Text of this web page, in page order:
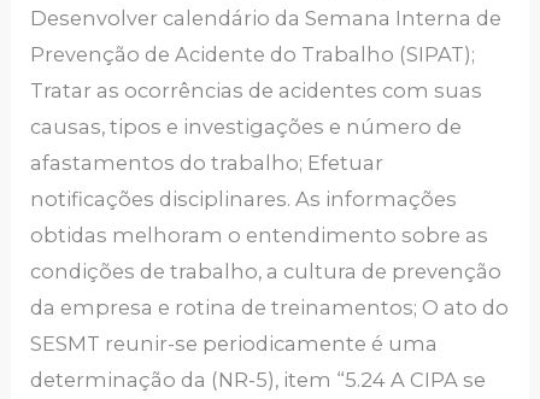
Desenvolver calendário da Semana Interna de
Prevenção de Acidente do Trabalho (SIPAT);
Tratar as ocorrências de acidentes com suas
causas, tipos e investigações e número de
afastamentos do trabalho; Efetuar
notificações disciplinares. As informações
obtidas melhoram o entendimento sobre as
condições de trabalho, a cultura de prevenção
da empresa e rotina de treinamentos; O ato do
SESMT reunir-se periodicamente é uma
determinação da (NR-5), item “5.24 A CIPA se